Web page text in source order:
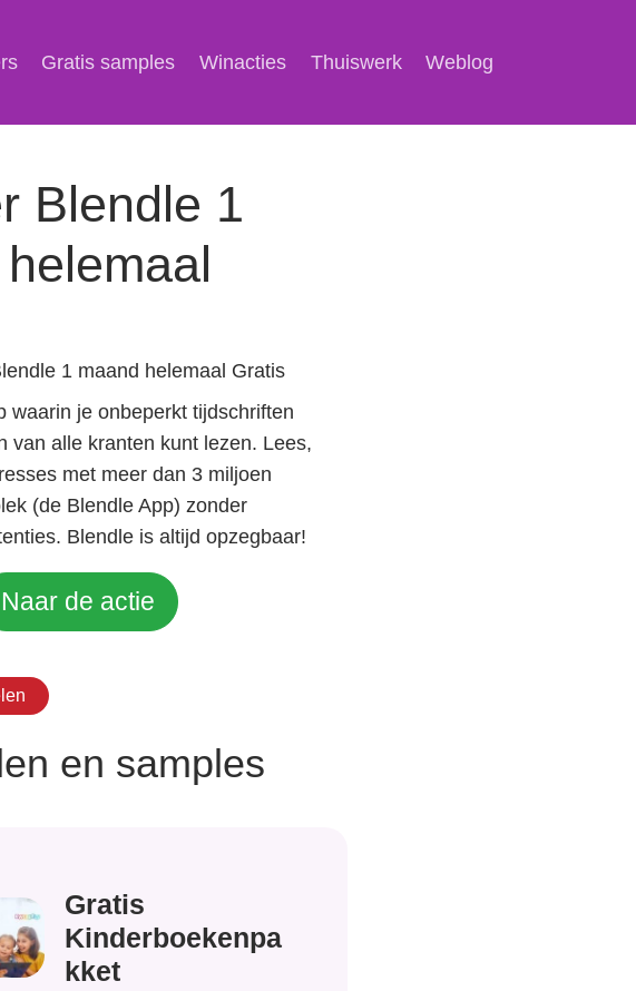
Gratis samples Winacties Thuiswerk Weblog
Blendle 1
1 maand helemaal Gratis
waarin je onbeperkt tijdschriften
van alle kranten kunt lezen. Lees,
met meer dan 3 miljoen
(de Blendle App) zonder
Blendle is altijd opzegbaar!
Naar de actie
en samples
Gratis
Kinderboekenpa
kket